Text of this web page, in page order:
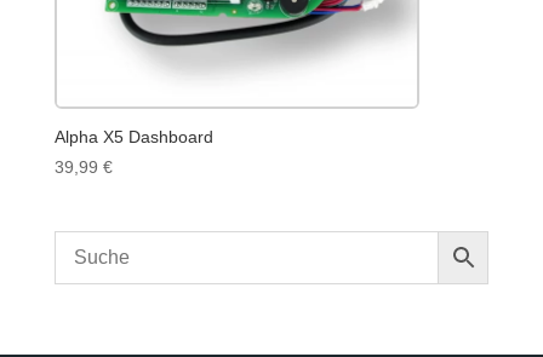
Alpha X5 Dashboard
39,99 €